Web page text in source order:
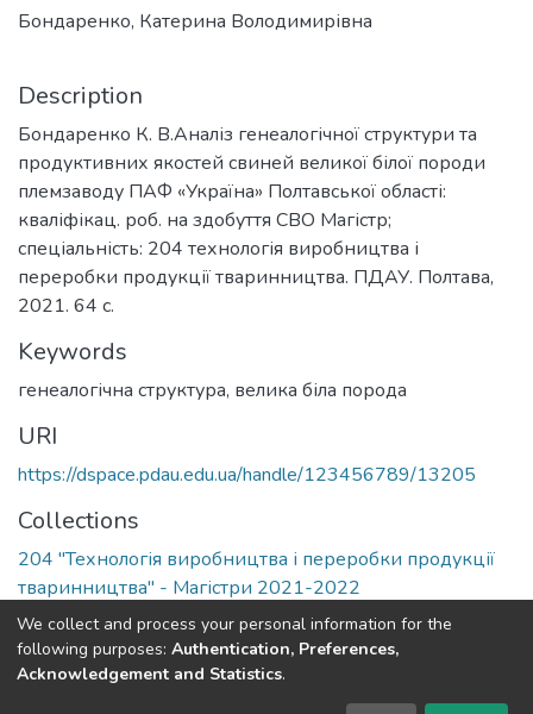
Бондаренко, Катерина Володимирівна
Description
Бондаренко К. В.Аналіз генеалогічної структури та
продуктивних якостей свиней великої білої породи
племзаводу ПАФ «Україна» Полтавської області:
кваліфікац. роб. на здобуття СВО Магістр;
спеціальність: 204 технологія виробництва і
переробки продукції тваринництва. ПДАУ. Полтава,
2021. 64 с.
Keywords
генеалогічна структура, велика біла порода
URI
https://dspace.pdau.edu.ua/handle/123456789/13205
Collections
204 "Технологія виробництва і переробки продукції
тваринництва" - Магістри 2021-2022
Full item page
We collect and process your personal information for the
following purposes: Authentication, Preferences,
Acknowledgement and Statistics.